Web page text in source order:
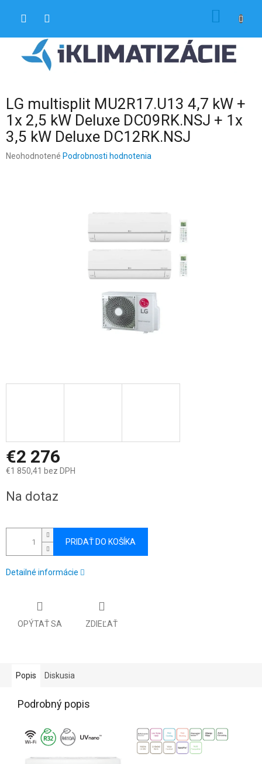
LG multisplit MU2R17.U13 4,7 kW +
1x 2,5 kW Deluxe DC09RK.NSJ + 1x
3,5 kW Deluxe DC12RK.NSJ
Priemerné
Neohodnotené Podrobnosti hodnotenia
€2 276
€1 850,41 bez DPH
cena:
Na dotaz
PRIDAŤ DO KOŠÍKA
Detailné informácie
OPÝTAŤ SA ZDIEĽAŤ
Popis Diskusia
Podrobný popis